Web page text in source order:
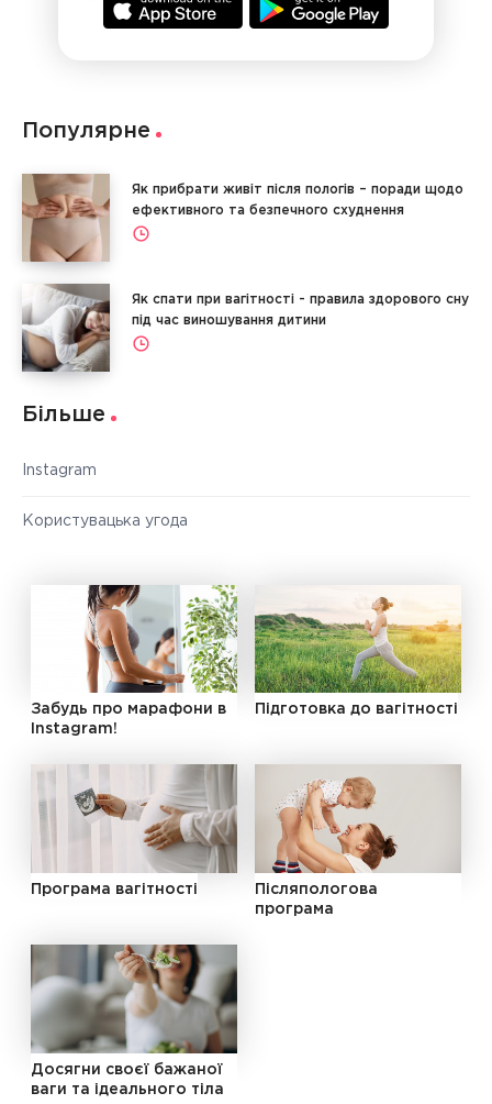
Популярне
Як прибрати живіт після пологів – поради щодо
ефективного та безпечного схуднення
Як спати при вагітності - правила здорового сну
під час виношування дитини
Більше
Instagram
Користувацька угода
Забудь про марафони в
Instagram!
Підготовка до вагітності
Програма вагітності
Післяпологова
програма
Досягни своєї бажаної
ваги та ідеального тіла